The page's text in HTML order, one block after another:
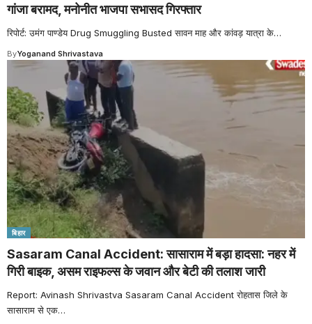
गांजा बरामद, मनोनीत भाजपा सभासद गिरफ्तार
रिपोर्ट: उमंग पाण्डेय Drug Smuggling Busted सावन माह और कांवड़ यात्रा के…
ByYoganand Shrivastava
बिहार
Sasaram Canal Accident: सासाराम में बड़ा हादसा: नहर में
गिरी बाइक, असम राइफल्स के जवान और बेटी की तलाश जारी
Report: Avinash Shrivastva Sasaram Canal Accident रोहतास जिले के
सासाराम से एक…